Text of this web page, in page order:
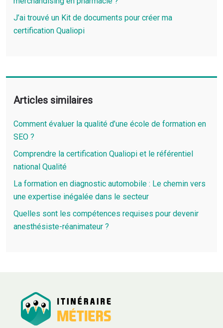
J’ai trouvé un Kit de documents pour créer ma
certification Qualiopi
Articles similaires
Comment évaluer la qualité d’une école de formation en
SEO ?
Comprendre la certification Qualiopi et le référentiel
national Qualité
La formation en diagnostic automobile : Le chemin vers
une expertise inégalée dans le secteur
Quelles sont les compétences requises pour devenir
anesthésiste-réanimateur ?